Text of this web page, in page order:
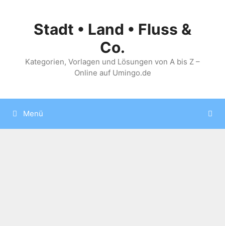
springenStadt • Land • Fluss &
Co.
Kategorien, Vorlagen und Lösungen von A bis Z –
Online auf Umingo.de
Menü